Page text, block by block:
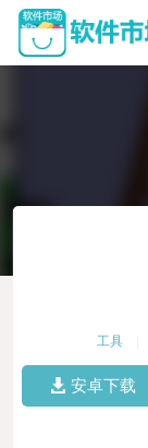
工具
安卓下载